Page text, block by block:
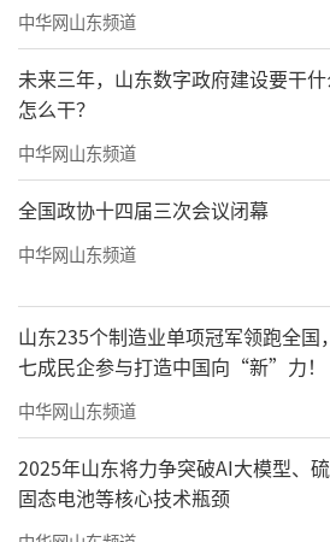
董汉军作“数字物业，赋能
题演讲，分享了如何用智
理、提升服务水平和便捷
个物管行业的数字化转型
城市品质提升和创新发展。
中华网山东频道
未来三年，山东数字政府建设要干什
怎么干？
中华网山东频道
全国政协十四届三次会议闭幕
中华网山东频道
山东235个制造业单项冠军领跑全国
七成民企参与打造中国向“新”力！
中华网山东频道
2025年山东将力争突破AI大模型、
固态电池等核心技术瓶颈